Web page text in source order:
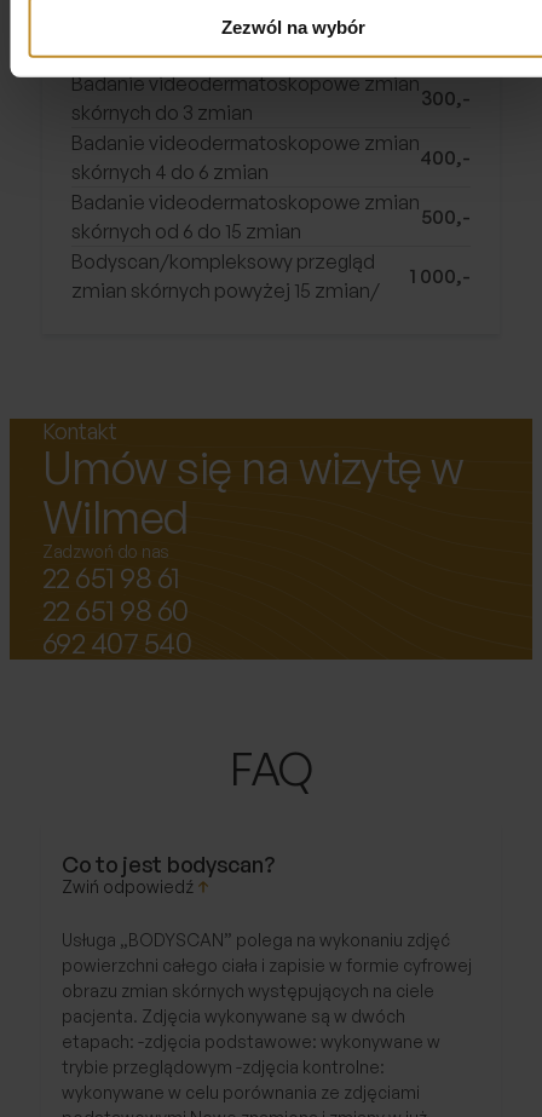
Zezwól na wybór
Badanie videodermatoskopowe zmian
skórnych 1 zmiana
Badanie videodermatoskopowe zmian
skórnych do 3 zmian
300,-
Badanie videodermatoskopowe zmian
skórnych 4 do 6 zmian
400,-
Badanie videodermatoskopowe zmian
skórnych od 6 do 15 zmian
500,-
Bodyscan/kompleksowy przegląd
zmian skórnych powyżej 15 zmian/
1 000,-
Kontakt
Umów się na wizytę w
Wilmed
Zadzwoń do nas
22 651 98 61
22 651 98 60
692 407 540
FAQ
Co to jest bodyscan?
Usługa „BODYSCAN” polega na wykonaniu zdjęć
powierzchni całego ciała i zapisie w formie cyfrowej
obrazu zmian skórnych występujących na ciele
pacjenta. Zdjęcia wykonywane są w dwóch
etapach: -zdjęcia podstawowe: wykonywane w
trybie przeglądowym -zdjęcia kontrolne:
wykonywane w celu porównania ze zdjęciami